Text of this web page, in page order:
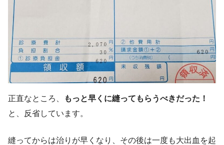
正直なところ、
もっと早くに縫ってもらうべきだった！
と、反省しています。
縫ってからは治りが早くなり、その後は一度も大出血を起